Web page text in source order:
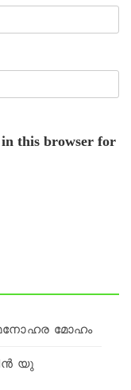
in this browser for
മോഹം
യു